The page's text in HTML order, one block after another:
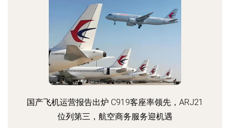
国产飞机运营报告出炉 C919客座率领先，ARJ21
位列第三，航空商务服务迎机遇